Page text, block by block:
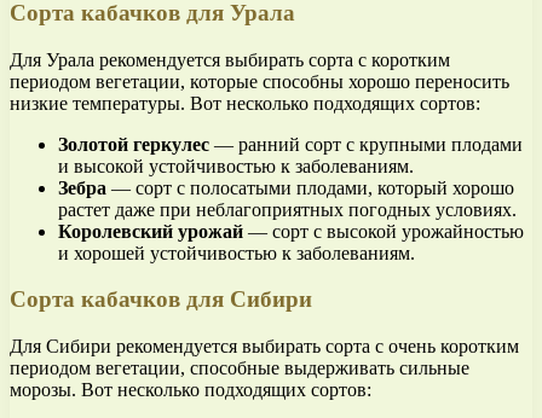
Сорта кабачков для Урала
Для Урала рекомендуется выбирать сорта с коротким
периодом вегетации, которые способны хорошо переносить
низкие температуры. Вот несколько подходящих сортов:
Золотой геркулес — ранний сорт с крупными плодами
и высокой устойчивостью к заболеваниям.
Зебра — сорт с полосатыми плодами, который хорошо
растет даже при неблагоприятных погодных условиях.
Королевский урожай — сорт с высокой урожайностью
и хорошей устойчивостью к заболеваниям.
Сорта кабачков для Сибири
Для Сибири рекомендуется выбирать сорта с очень коротким
периодом вегетации, способные выдерживать сильные
морозы. Вот несколько подходящих сортов: